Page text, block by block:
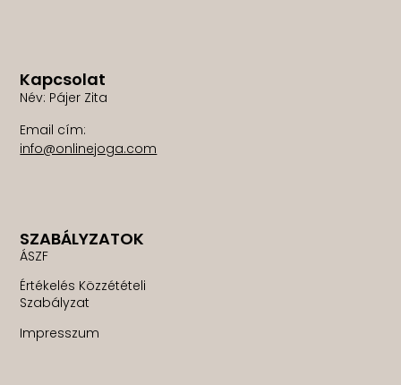
Kapcsolat
Név: Pájer Zita
Email cím:
info@onlinejoga.com
SZABÁLYZATOK
ÁSZF
Értékelés Közzétételi
Szabályzat
Impresszum